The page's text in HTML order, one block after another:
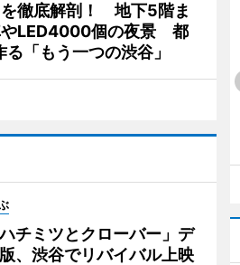
徹底解剖！ 地下5階ま
やLED4000個の夜景 都
「もう一つの渋谷」
チミツとクローバー」デ
、渋谷でリバイバル上映